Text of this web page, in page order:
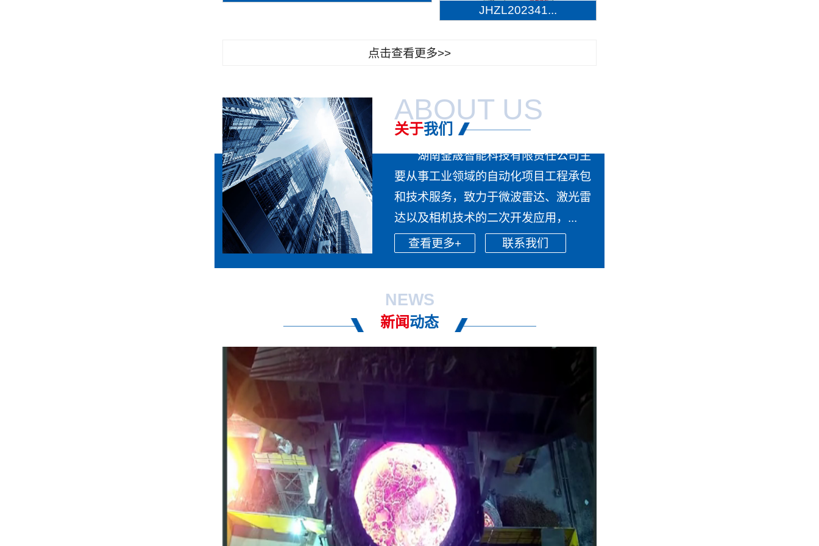
JHZL202341...
点击查看更多>>
ABOUT US
关于我们
湖南釜晟智能科技有限责任公司主
要从事工业领域的自动化项目工程承包
和技术服务，致力于微波雷达、激光雷
达以及相机技术的二次开发应用，...
查看更多+
联系我们
NEWS
新闻动态